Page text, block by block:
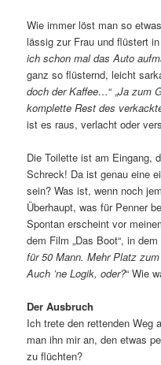
Wie immer löst man so
lässig zur Frau und flüstert
ich schon mal das Auto
ganz so flüsternd, leicht
doch der Kaffee…“ „Ja zum
komplette Rest des
ist es raus, verlacht oder
Die Toilette ist am Eingang,
Schreck! Da ist genau eine
sein? Was ist, wenn noch
Überhaupt, was für Penner
Spontan erscheint vor
dem Film „Das Boot“, in
für 50 Mann. Mehr Platz
Auch ’ne Logik, oder?“ Wie
Der Ausbruch
Ich trete den rettenden Weg
man ihn mir an, den etwas
zu flüchten?